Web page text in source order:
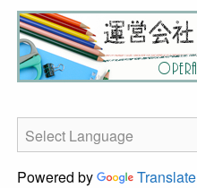
Powered by Translate